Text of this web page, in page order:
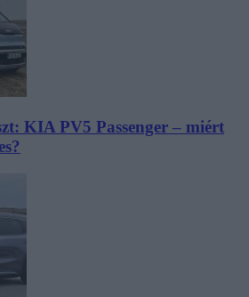
KIA PV5 Passenger – miért